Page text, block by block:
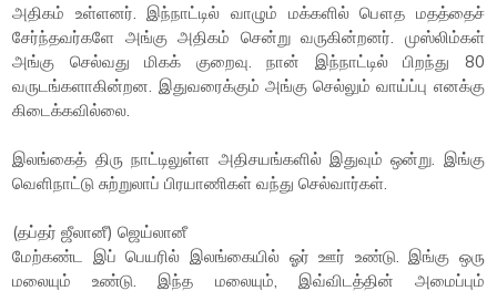
அதிகம் உள்ளனர். இந்நாட்டில் வாழும் மக்களில் பௌத மதத்தைச்
சேர்ந்தவர்களே அங்கு அதிகம் சென்று வருகின்றனர். முஸ்லிம்கள்
அங்கு செல்வது மிகக் குறைவு. நான் இந்நாட்டில் பிறந்து 80
வருடங்களாகின்றன. இதுவரைக்கும் அங்கு செல்லும் வாய்ப்பு எனக்கு
கிடைக்கவில்லை.
இலங்கைத் திரு நாட்டிலுள்ள அதிசயங்களில் இதுவும் ஒன்று. இங்கு
வெளிநாட்டு சுற்றுலாப் பிரயாணிகள் வந்து செல்வார்கள்.
(தப்தர் ஜீலானீ) ஜெய்லானீ
மேற்கண்ட இப் பெயரில் இலங்கையில் ஓர் ஊர் உண்டு. இங்கு ஒரு
மலையும் உண்டு. இந்த மலையும், இவ்விடத்தின் அமைப்பும்